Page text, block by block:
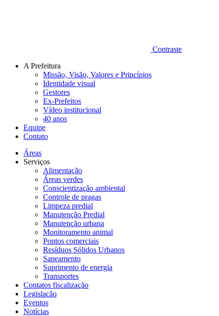
Contraste
A Prefeitura
Missão, Visão, Valores e Princípios
Identidade visual
Gestores
Ex-Prefeitos
Vídeo institucional
40 anos
Equipe
Contato
Áreas
Serviços
Alimentação
Áreas verdes
Conscientização ambiental
Controle de pragas
Limpeza predial
Manutenção Predial
Manutenção urbana
Monitoramento animal
Pontos comerciais
Resíduos Sólidos Urbanos
Saneamento
Suprimento de energia
Transportes
Contatos fiscalização
Legislação
Eventos
Notícias